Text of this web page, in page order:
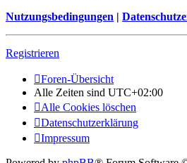
Nutzungsbedingungen |
Registrieren
Foren-Übersicht
Alle Zeiten sind UTC+02:00
Alle Cookies löschen
Datenschutzerklärung
Impressum